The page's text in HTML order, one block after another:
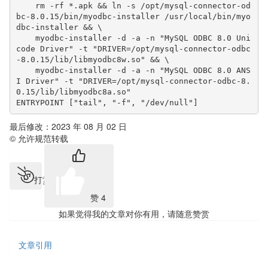
bc-8.0.15/bin/myodbc-installer /usr/local/bin/myo
dbc-installer && \
code Driver" -t "DRIVER=/opt/mysql-connector-odbc
-8.0.15/lib/libmyodbc8w.so" && \
I Driver" -t "DRIVER=/opt/mysql-connector-odbc-8.
0.15/lib/libmyodbc8a.so"
ENTRYPOINT ["tail", "-f", "/dev/null"]
最后修改：2023 年 08 月 02 日
© 允许规范转载
打赏
赞 4
如果觉得我的文章对你有用，请随意赞赏
文章引用